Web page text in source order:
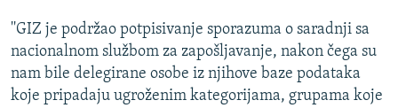
''GIZ je podržao potpisivanje sporazuma o saradnji sa
nacionalnom službom za zapošljavanje, nakon čega su
nam bile delegirane osobe iz njihove baze podataka
koje pripadaju ugroženim kategorijama, grupama koje